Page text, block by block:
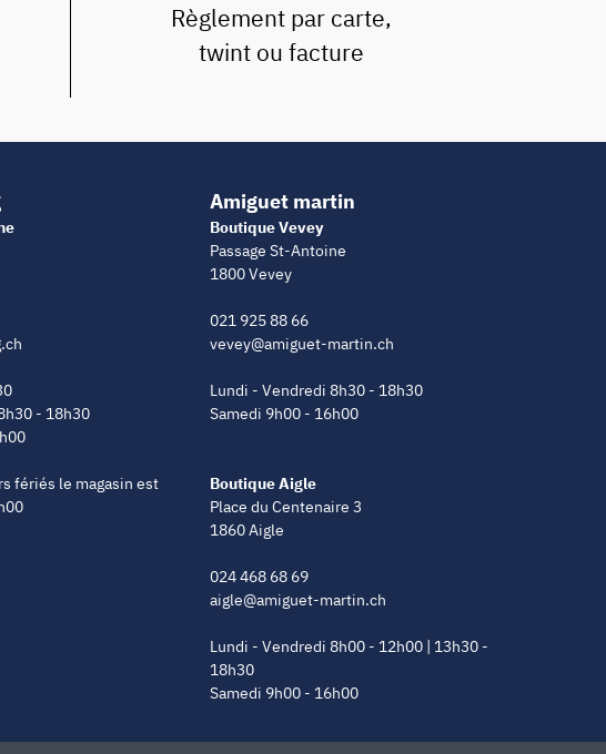
Règlement par carte,
twint ou facture
- 18h30
fériés le magasin est
Amiguet martin
Boutique Vevey
Passage St-Antoine
1800 Vevey
021 925 88 66
vevey@amiguet-martin.ch
Lundi - Vendredi 8h30 - 18h30
Samedi 9h00 - 16h00
Boutique Aigle
Place du Centenaire 3
1860 Aigle
024 468 68 69
aigle@amiguet-martin.ch
Lundi - Vendredi 8h00 - 12h00 | 13h30 -
18h30
Samedi 9h00 - 16h00